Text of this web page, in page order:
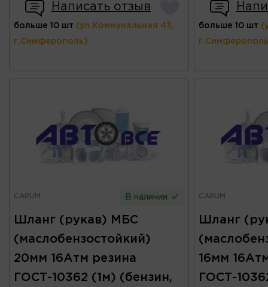
Написать отзыв
больше 10 шт (ул.Коммунальная 43,
г.Симферополь)
больше 10 шт
CARUM В наличии
Шланг (рукав) МБС
(маслобензостойкий)
20мм 16Атм резина
ГОСТ-10362 (1м) (бензин,
CARUM
Шланг
16мм
ГОСТ-